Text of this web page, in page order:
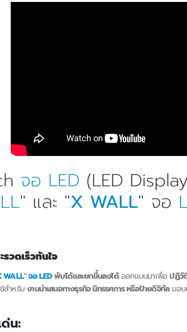
จอ LED (LED
" และ "X WALL" จอ
วดเร็วทันใจ
WALL"จอ LEDพับได้และยกขึ้นลงได้ออกแบบมาเพื่อปฏิวั
สำหรับงานนำเสนอทางธุรกิจ นิทรรศการ หรือป้ายดิจิทัลมอบ
น: